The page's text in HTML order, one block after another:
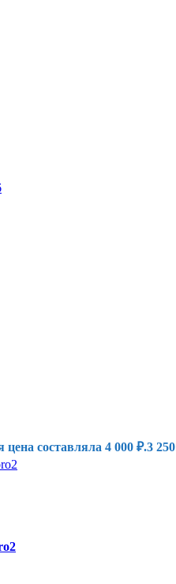
цена составляла 4 000 ₽.3 250